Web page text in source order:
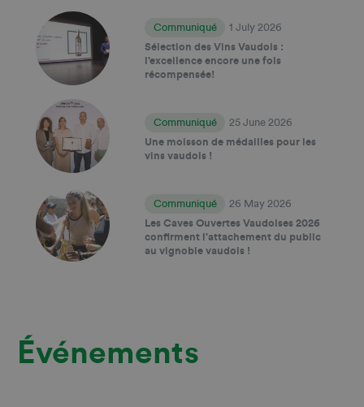
Communiqué 1 July 2026
Sélection des Vins Vaudois :
l’excellence encore une fois
récompensée!
Communiqué 25 June 2026
Une moisson de médailles pour les
vins vaudois !
Communiqué 26 May 2026
Les Caves Ouvertes Vaudoises 2026
confirment l’attachement du public
au vignoble vaudois !
Événements